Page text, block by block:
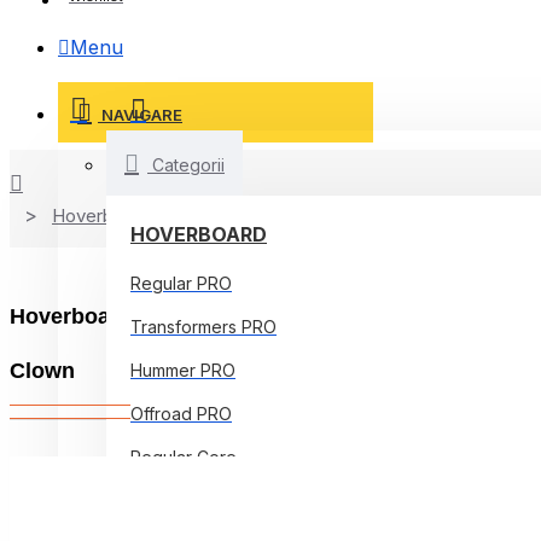
Menu
NAVIGARE
Categorii
HOVERBOARD
Regular PRO
Transformers PRO
Hummer PRO
Offroad PRO
Regular Core
Hoverboard
Hoverboard cu Boxe Bluetooth, Lumini LED si
Clown